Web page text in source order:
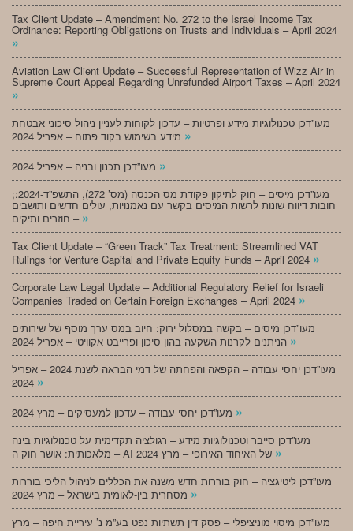
Tax Client Update – Amendment No. 272 to the Israel Income Tax
Ordinance: Reporting Obligations on Trusts and Individuals – April 2024
»
Aviation Law Client Update – Successful Representation of Wizz Air in
Supreme Court Appeal Regarding Unrefunded Airport Taxes – April 2024
»
מעו”דכן טכנולוגיות מידע ופרטיות – עדכון לקוחות לעניין ניהול סיכוני אבטחת
»
»
;מעו”דכן מיסים – חוק לתיקון פקודת מס הכנסה (מס’ 272), התשפ”ד-2024:
חובות דיווח שונות לרשות המיסים בקשר עם נאמנויות, עולים חדשים ותושבים
חוזרים ותיקים – »
Tax Client Update – “Green Track” Tax Treatment: Streamlined VAT
Rulings for Venture Capital and Private Equity Funds – April 2024 »
Corporate Law Legal Update – Additional Regulatory Relief for Israeli
Companies Traded on Certain Foreign Exchanges – April 2024 »
מעו”דכן מיסים – בקשה במסלול ירוק: חיוב במס ערך מוסף של שירותים
»
מעו”דכן יחסי עבודה – הקפאה והפחתה של דמי הבראה לשנת 2024 – אפריל
»
»
מעו”דכן סייבר וטכנולוגיות מידע – רגולציה תקדימית על טכנולוגיות בינה
»
מעו”דכן ליטיגציה – חוק בוררות חדש משנה את הכללים לניהול הליכי בוררות
»
מעו”דכן מיסוי מוניציפלי – פסק דין תשתיות נפט בע”מ נ’ עיריית חיפה – מרץ